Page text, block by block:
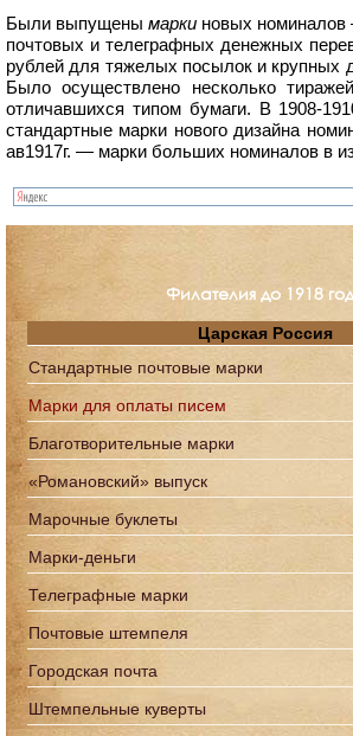
Были выпущены марки новых номиналов
почтовых и телеграфных денежных
рублей для тяжелых посылок и крупных
Было осуществлено несколько
отличавшихся типом бумаги. В 1908-
стандартные марки нового дизайна
ав1917г. — марки больших номиналов в
Филателия до 1918
Царская Россия
Стандартные почтовые марки
Марки для оплаты писем
Благотворительные марки
«Романовский» выпуск
Марочные буклеты
Марки-деньги
Телеграфные марки
Почтовые штемпеля
Городская почта
Штемпельные куверты